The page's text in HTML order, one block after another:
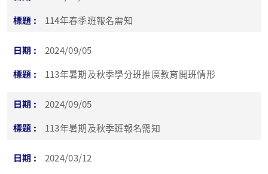
114年春季班報名需知
2024/09/05
113年暑期及秋季學分班推廣教育開班情形
2024/09/05
113年暑期及秋季班報名需知
2024/03/12